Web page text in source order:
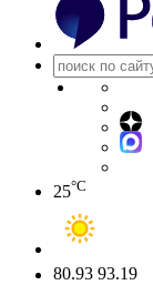
25°C
80.93 93.19